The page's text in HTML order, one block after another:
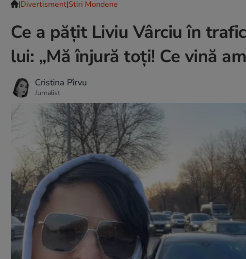
|Divertisment|Stiri Mondene
Ce a pățit Liviu Vârciu în
lui: „Mă înjură toți! Ce vină
Cristina Pîrvu
Jurnalist